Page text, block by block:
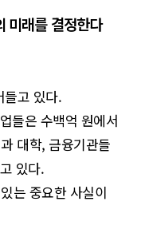
미래를 결정한다
들고 있다.
들은 수백억 원에서
대학, 금융기관들
있다.
는 중요한 사실이